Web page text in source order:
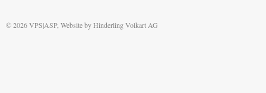
© 2026 VPS|ASP, Website byHinderling Volkart AG